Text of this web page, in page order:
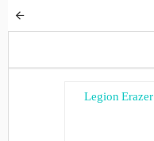
قاب پشت ال سی دی لپ تاپ لنوو Legion Erazer